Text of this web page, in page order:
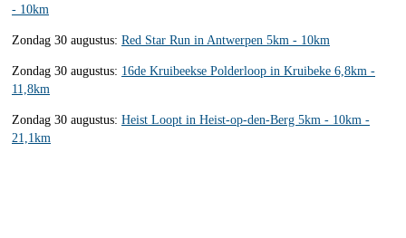
- 10km
Zondag 30 augustus: Red Star Run in Antwerpen 5km - 10km
Zondag 30 augustus: 16de Kruibeekse Polderloop in Kruibeke 6,8km -
11,8km
Zondag 30 augustus: Heist Loopt in Heist-op-den-Berg 5km - 10km -
21,1km